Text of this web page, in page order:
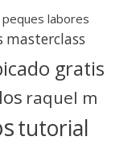
labores
masterclass
gratis
raquel m
tutorial